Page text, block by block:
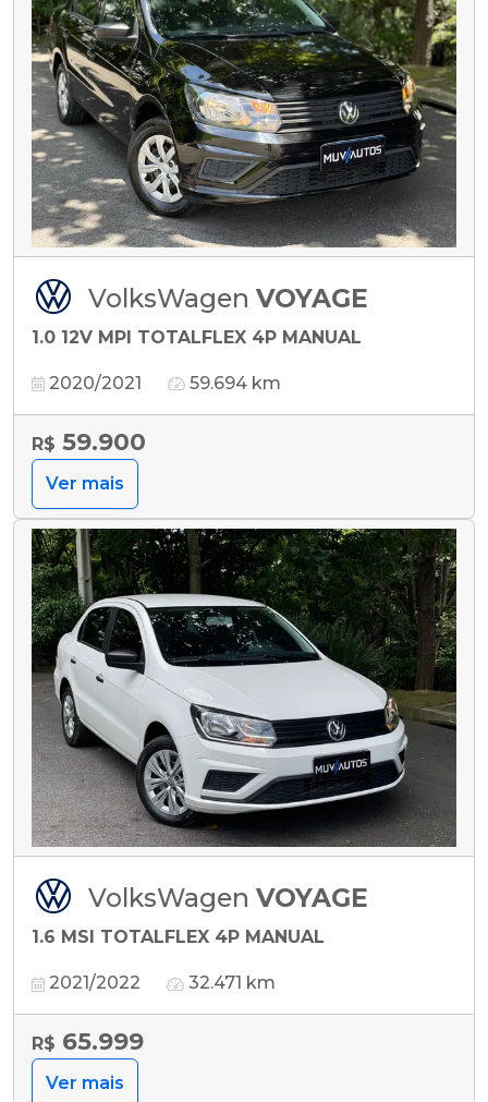
VolksWagen VOYAGE
1.0 12V MPI TOTALFLEX 4P MANUAL
2020/2021 59.694 km
R$ 59.900
Ver mais
VolksWagen VOYAGE
1.6 MSI TOTALFLEX 4P MANUAL
2021/2022 32.471 km
R$ 65.999
Ver mais